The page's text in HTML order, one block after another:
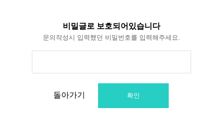
비밀글로 보호되어있습니다
문의작성시 입력했던 비밀번호를 입력해주세요.
돌아가기